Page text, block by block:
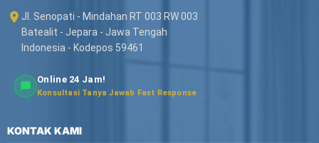
Jl. Senopati - Mindahan RT 003 RW 003
Batealit - Jepara - Jawa Tengah
Indonesia - Kodepos 59461
Online 24 Jam!
Konsultasi Tanya Jawab Fast Response
KONTAK KAMI